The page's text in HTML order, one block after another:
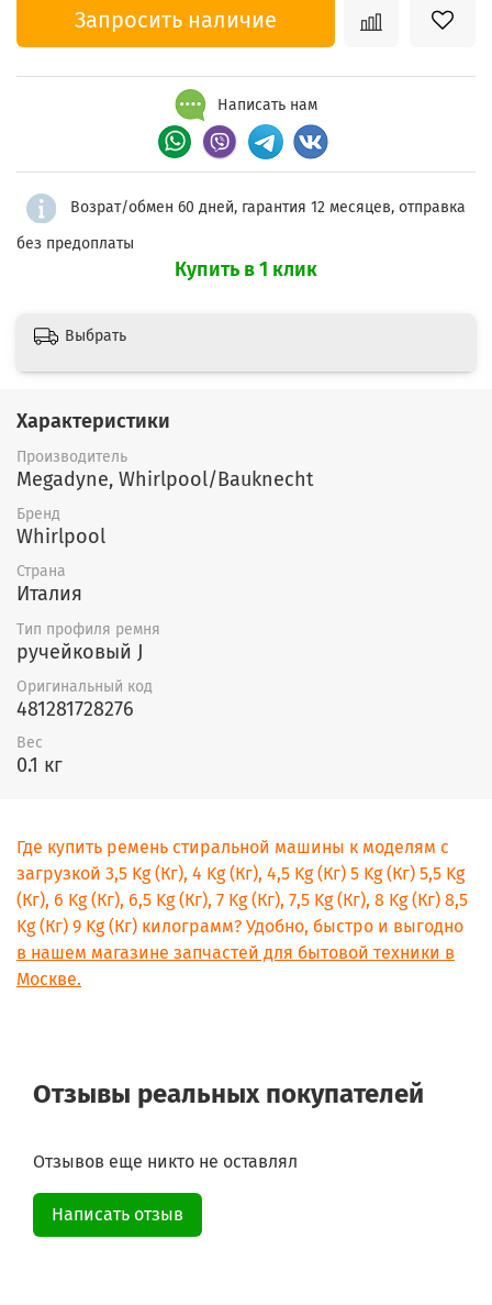
Запросить наличие
Написать нам
Возрат/обмен 60 дней, гарантия 12 месяцев, отправка
без предоплаты
Купить в 1 клик
Выбрать
Характеристики
Производитель
Megadyne, Whirlpool/Bauknecht
Бренд
Whirlpool
Страна
Италия
Тип профиля ремня
ручейковый J
Оригинальный код
481281728276
Вес
0.1 кг
Где купить ремень стиральной машины к моделям с
загрузкой 3,5 Kg (Кг), 4 Kg (Кг), 4,5 Kg (Кг) 5 Kg (Кг) 5,5 Kg
(Кг), 6 Kg (Кг), 6,5 Kg (Кг), 7 Kg (Кг), 7,5 Kg (Кг), 8 Kg (Кг) 8,5
Kg (Кг) 9 Kg (Кг) килограмм? Удобно, быстро и выгодно
в нашем магазине запчастей для бытовой техники в
Москве.
Отзывы реальных покупателей
Отзывов еще никто не оставлял
Написать отзыв